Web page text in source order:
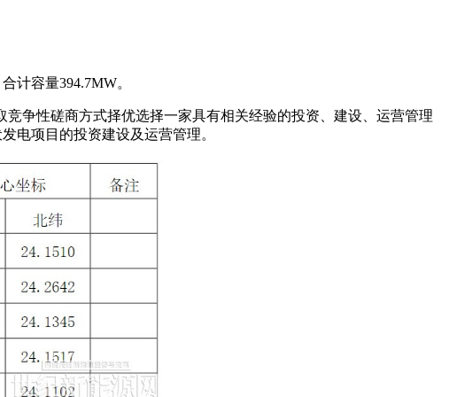
计容量394.7MW。
争性磋商方式择优选择一家具有相关经验的投资、建设、运营管理
电项目的投资建设及运营管理。